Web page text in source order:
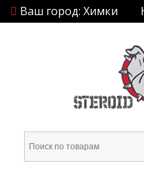
Ваш город: Химки